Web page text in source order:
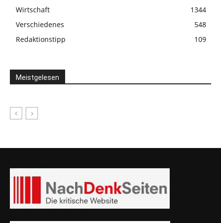
Wirtschaft
1344
Verschiedenes
548
Redaktionstipp
109
Meistgelesen